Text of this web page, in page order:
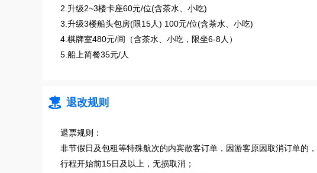
2.升级2~3楼卡座60元/位(含茶水、小吃)
3.升级3楼船头包房(限15人) 100元/位(含茶水、小吃)
4.棋牌室480元/间（含茶水、小吃，限坐6-8人）
5.船上简餐35元/人
 退改规则
退票规则：
非节假日及包租等特殊航次的内宾散客订单，因游客原因取消订单的
行程开始前15日及以上，无损取消；